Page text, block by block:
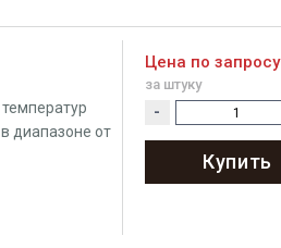
диапазоне от
Цена по запросу
за штуку
-
Купить